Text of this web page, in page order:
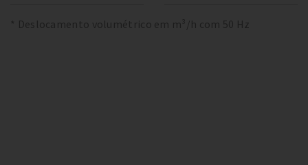
* Deslocamento volumétrico em m³/h com 50 Hz